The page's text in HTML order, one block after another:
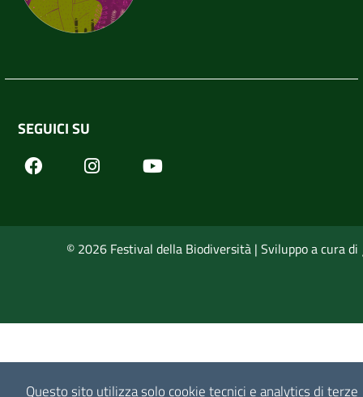
Questo sito utilizza solo cookie tecnici e analytics di terze
SEGUICI SU
FacebookInstagram
© 2026 Festival della Biodiversità | Sviluppo a cura di